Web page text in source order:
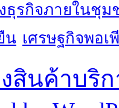
ธุรกิจภายในชุม
น เศรษฐกิจพอเ
งสินค้าบ